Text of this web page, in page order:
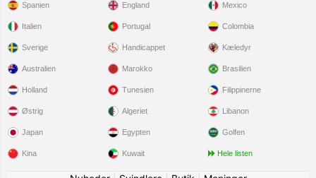
Spanien
Italien
Sverige
England
Portugal
Handicappet
Mexico
Colombia
Kæledyr
Australien
Holland
Østrig
Japan
Kina
Marokko
Tunesien
Algeriet
Egypten
Kuwait
Brasilien
Filippinerne
Libanon
Golfen
Hele listen